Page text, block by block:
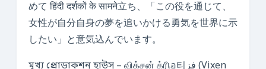
めて हिंदी दर्शकों के सामने立ち、「この役を通じて、
女性が自分自身の夢を追いかける勇気を世界に示
したい」と意気込んでいます。
মুখ্য প্রোডাকশন হাউস – விக்சன் க்ரீเอ티فز (Vixen